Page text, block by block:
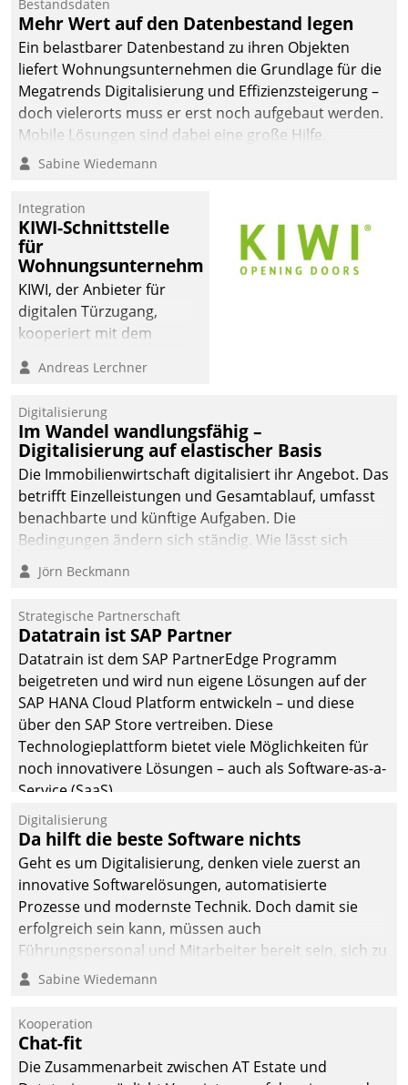
Datatrain. Die meravis
Wohnungsbau- und
Immobilien GmbH hat
sich dabei für den Betrieb
der Lösung über die SAP
Cloud Platform
entschieden - als erstes
Unternehmen am
Bestandsdaten
Mehr Wert auf den Datenbestand legen
Ein belastbarer Datenbestand zu ihren Objekten
liefert Wohnungsunternehmen die Grundlage für die
Megatrends Digitalisierung und Effizienzsteigerung –
doch vielerorts muss er erst noch aufgebaut werden.
Mobile Lösungen sind dabei eine große Hilfe.
Sabine Wiedemann
Integration
KIWI-Schnittstelle
für
Wohnungsunternehmen
KIWI, der Anbieter für
digitalen Türzugang,
kooperiert mit dem
Softwareentwicklungshaus
Andreas Lerchner
Digitalisierung
Im Wandel wandlungsfähig –
Digitalisierung auf elastischer Basis
Die Immobilienwirtschaft digitalisiert ihr Angebot. Das
betrifft Einzelleistungen und Gesamtablauf, umfasst
benachbarte und künftige Aufgaben. Die
Bedingungen ändern sich ständig. Wie lässt sich
technisch die Kontrolle wahren und zugleich Freiraum
fürs Wachsen öffnen?
Jörn Beckmann
Strategische Partnerschaft
Datatrain ist SAP Partner
Datatrain ist dem SAP PartnerEdge Programm
beigetreten und wird nun eigene Lösungen auf der
SAP HANA Cloud Platform entwickeln – und diese
über den SAP Store vertreiben. Diese
Technologieplattform bietet viele Möglichkeiten für
noch innovativere Lösungen – auch als Software-as-a-
Service (SaaS).
Digitalisierung
Da hilft die beste Software nichts
Geht es um Digitalisierung, denken viele zuerst an
innovative Softwarelösungen, automatisierte
Prozesse und modernste Technik. Doch damit sie
erfolgreich sein kann, müssen auch
Führungspersonal und Mitarbeiter bereit sein, sich zu
verändern und anzupassen, sonst werden sie an ihr
Sabine Wiedemann
Kooperation
Chat-fit
Die Zusammenarbeit zwischen AT Estate und